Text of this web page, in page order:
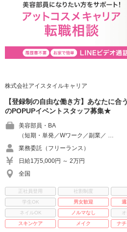
株式会社アイスタイルキャリア
【登録制の自由な働き方】あなたに合
のPOPUPイベントスタッフ募集★
美容部員・BA
（短期・単発／Wワーク／副業／ …
業務委託（フリーランス）
日給1万5,000円 ～ 2万円
全国
正社員登用 社割制度
学生OK
男女歓迎
ネイルOK
ノルマなし
スキンケア
メイク ナ